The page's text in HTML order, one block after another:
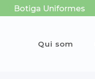
Botiga Uniformes
Qui som